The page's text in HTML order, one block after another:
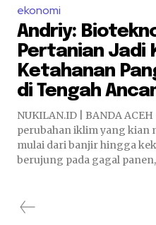
ekonomi
Andriy:
Pertanian Jadi
Ketahanan
di Tengah
NUKILAN.ID | BANDA
perubahan iklim yang kian
mulai dari banjir hingga
berujung pada gagal